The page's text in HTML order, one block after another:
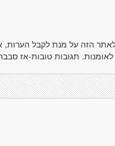
הזה על מנת לקבל הערות,
תגובות טובות-אז